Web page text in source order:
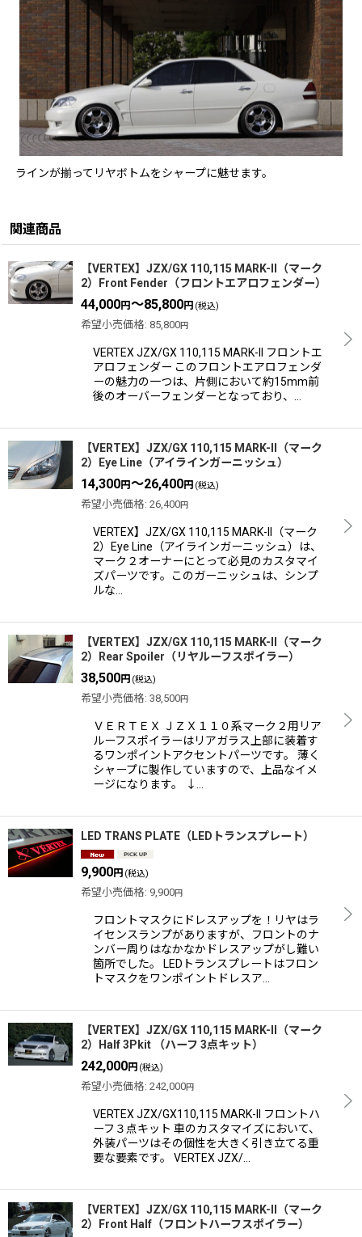
ラインが揃ってリヤボトムをシャープに魅せます。
関連商品
【VERTEX】JZX/GX 110,115 MARK-II（マーク
2）Front Fender（フロントエアロフェンダー）
44,000円～85,800円 (税込)
希望小売価格: 85,800円
VERTEX JZX/GX 110,115 MARK-II フロントエ
アロフェンダー このフロントエアロフェンダ
ーの魅力の一つは、片側において約15mm前
後のオーバーフェンダーとなっており、…
【VERTEX】JZX/GX 110,115 MARK-II（マーク
2）Eye Line（アイラインガーニッシュ）
14,300円～26,400円 (税込)
希望小売価格: 26,400円
VERTEX】JZX/GX 110,115 MARK-II（マーク
2）Eye Line（アイラインガーニッシュ）は、
マーク２オーナーにとって必見のカスタマイ
ズパーツです。このガーニッシュは、シンプ
ルな…
【VERTEX】JZX/GX 110,115 MARK-II（マーク
2）Rear Spoiler（リヤルーフスポイラー）
38,500円 (税込)
希望小売価格: 38,500円
ＶＥＲＴＥＸ ＪＺＸ１１０系マーク２用リア
ルーフスポイラーはリアガラス上部に装着す
るワンポイントアクセントパーツです。 薄く
シャープに製作していますので、上品なイメ
ージになります。 ↓…
LED TRANS PLATE（LEDトランスプレート）
9,900円 (税込)
希望小売価格: 9,900円
フロントマスクにドレスアップを！リヤはラ
イセンスランプがありますが、フロントのナ
ンバー周りはなかなかドレスアップがし難い
箇所でした。 LEDトランスプレートはフロン
トマスクをワンポイントドレスア…
【VERTEX】JZX/GX 110,115 MARK-II（マーク
2）Half 3Pkit （ハーフ 3点キット）
242,000円 (税込)
希望小売価格: 242,000円
VERTEX JZX/GX110,115 MARK-II フロントハ
ーフ３点キット 車のカスタマイズにおいて、
外装パーツはその個性を大きく引き立てる重
要な要素です。 VERTEX JZX/…
【VERTEX】JZX/GX 110,115 MARK-II（マーク
2）Front Half（フロントハーフスポイラー）